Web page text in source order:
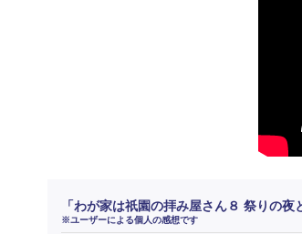
「わが家は祇園の拝み屋さん８ 祭りの
※ユーザーによる個人の感想です